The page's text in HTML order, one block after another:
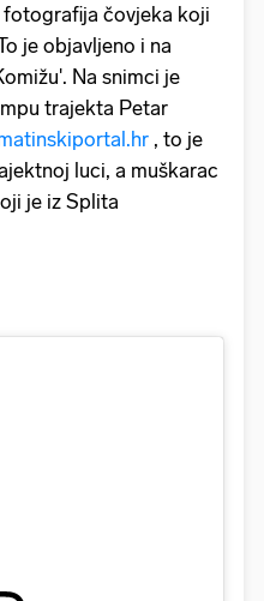
čovjeka koji
je objavljeno i na
Na snimci je
trajekta Petar
, to je
luci, a muškarac
je iz Splita